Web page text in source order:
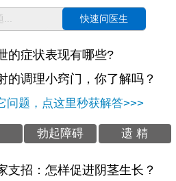
快速问医生
的症状表现有哪些?
的调理小窍门，你了解吗？
问题，点这里秒获解答>>>
勃起障碍 遗 精
支招：怎样促进阴茎生长？